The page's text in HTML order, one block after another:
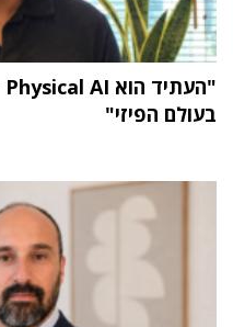
בעולם הפיזי"